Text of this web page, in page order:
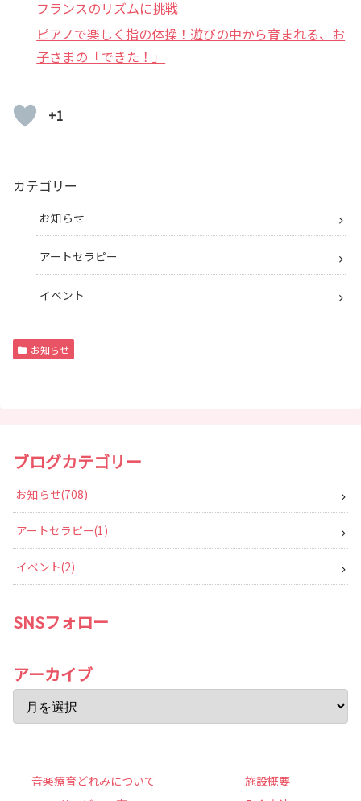
フランスのリズムに挑戦
ピアノで楽しく指の体操！遊びの中から育まれる、お
子さまの「できた！」
+1
カテゴリー
お知らせ
アートセラピー
イベント
お知らせ
ブログカテゴリー
お知らせ 708
アートセラピー 1
イベント 2
SNSフォロー
アーカイブ
音楽療育どれみについて
施設概要